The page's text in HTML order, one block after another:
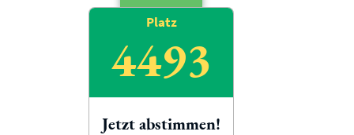
Platz
4493
Jetzt abstimmen!